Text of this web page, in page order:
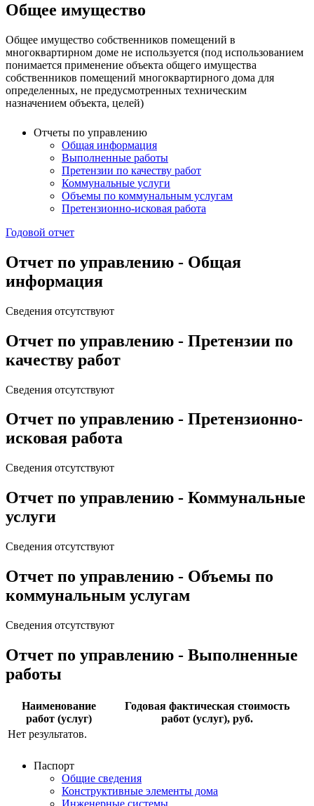
Общее имущество
Общее имущество собственников помещений в
многоквартирном доме не используется (под использованием
понимается применение объекта общего имущества
собственников помещений многоквартирного дома для
определенных, не предусмотренных техническим
назначением объекта, целей)
Отчеты по управлению
Общая информация
Выполненные работы
Претензии по качеству работ
Коммунальные услуги
Объемы по коммунальным услугам
Претензионно-исковая работа
Годовой отчет
Отчет по управлению - Общая
информация
Сведения отсутствуют
Отчет по управлению - Претензии по
качеству работ
Сведения отсутствуют
Отчет по управлению - Претензионно-
исковая работа
Сведения отсутствуют
Отчет по управлению - Коммунальные
услуги
Сведения отсутствуют
Отчет по управлению - Объемы по
коммунальным услугам
Сведения отсутствуют
Отчет по управлению - Выполненные
работы
Наименование
работ (услуг)
Годовая фактическая стоимость
работ (услуг), руб.
Нет результатов.
Паспорт
Общие сведения
Конструктивные элементы дома
Инженерные системы